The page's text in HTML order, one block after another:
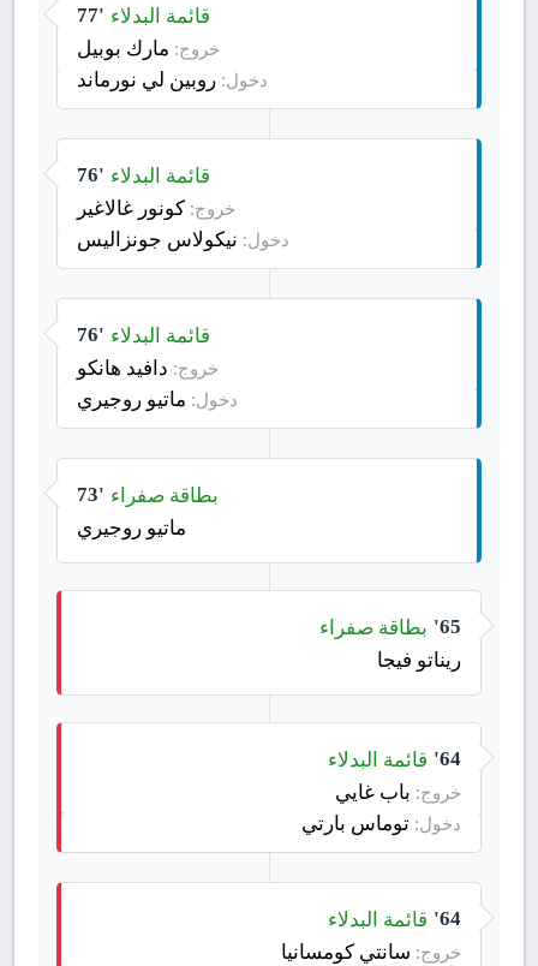
77' قائمة البدلاء
خروج: مارك بوبيل
دخول: روبين لي نورماند
76' قائمة البدلاء
خروج: كونور غالاغير
دخول: نيكولاس جونزاليس
76' قائمة البدلاء
خروج: دافيد هانكو
دخول: ماتيو روجيري
73' بطاقة صفراء
ماتيو روجيري
65' بطاقة صفراء
ريناتو فيجا
64' قائمة البدلاء
خروج: باب غايي
دخول: توماس بارتي
64' قائمة البدلاء
خروج: سانتي كومسانيا